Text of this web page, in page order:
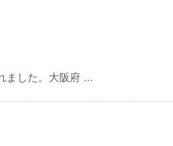
ました。大阪府 ...